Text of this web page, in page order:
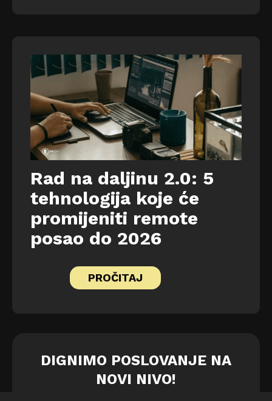
Rad na daljinu 2.0: 5
tehnologija koje će
promijeniti remote
posao do 2026
PROČITAJ
DIGNIMO POSLOVANJE NA
NOVI NIVO!